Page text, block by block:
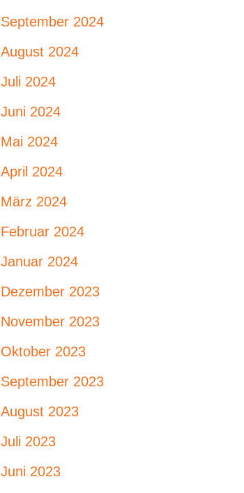
September 2024
August 2024
Juli 2024
Juni 2024
Mai 2024
April 2024
März 2024
Februar 2024
Januar 2024
Dezember 2023
November 2023
Oktober 2023
September 2023
August 2023
Juli 2023
Juni 2023